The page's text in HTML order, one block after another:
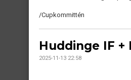
/Cupkommittén
Huddinge IF +
2025-11-13 22:58